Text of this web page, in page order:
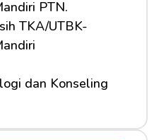
PTN.
TKA/UTBK-
dan Konseling